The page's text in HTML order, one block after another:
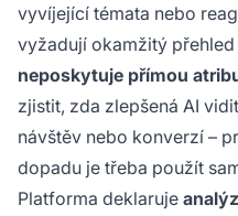
vyvíjející témata nebo
vyžadují okamžitý
neposkytuje přímou
zjistit, zda zlepšená AI
návštěv nebo konverzí –
dopadu je třeba použít
Platforma deklaruje